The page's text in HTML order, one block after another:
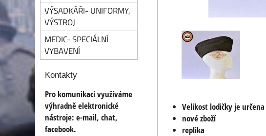
Velikost lodičky je
nové zboží
replika
VÝSADKÁŘI- UNIFORMY,
VÝSTROJ
MEDIC- SPECIÁLNÍ
VYBAVENÍ
Kontakty
Pro komunikaci využíváme
výhradně elektronické
nástroje: e-mail, chat,
facebook.